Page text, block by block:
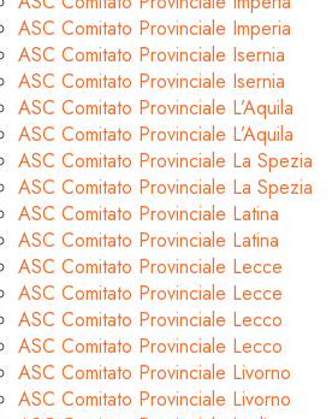
ASC Comitato Provinciale Imperia
ASC Comitato Provinciale Isernia
ASC Comitato Provinciale Isernia
ASC Comitato Provinciale L’Aquila
ASC Comitato Provinciale L’Aquila
ASC Comitato Provinciale La Spezia
ASC Comitato Provinciale La Spezia
ASC Comitato Provinciale Latina
ASC Comitato Provinciale Latina
ASC Comitato Provinciale Lecce
ASC Comitato Provinciale Lecce
ASC Comitato Provinciale Lecco
ASC Comitato Provinciale Lecco
ASC Comitato Provinciale Livorno
ASC Comitato Provinciale Livorno